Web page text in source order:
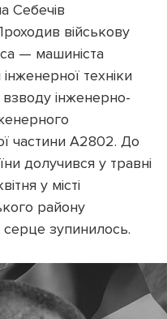
Себечів
військову
— машиніста
техніки
інженерно-
частини А2802. До
долучився у травні
у місті
району
серце зупинилось.